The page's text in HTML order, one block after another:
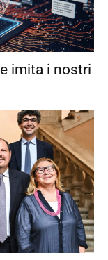
imita i nostri